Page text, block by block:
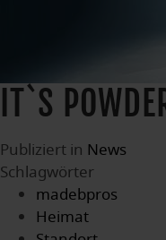
IT`S
Publiziert in News
Schlagwörter
madebpros
Heimat